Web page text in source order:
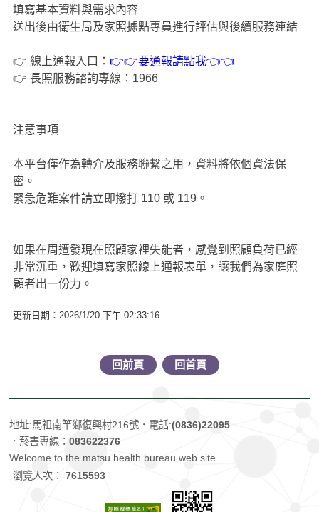
填寫基本資料與需求內容
送出後由衛生局及家照據點專員進行評估與後續服務連結
👉 線上通報入口： 👉👉要通報請點我👈👈
👉 長照服務諮詢專線：1966
注意事項
本平台僅作為轉介及服務聯繫之用，資料將依個資法保
密。
緊急危難案件請立即撥打 110 或 119。
如果在周遭發現在照顧家裡失能者，感覺到照顧負荷已經
非常沉重，歡迎填寫家照線上通報表單，讓我們為家庭照
顧者出一份力。
更新日期：2026/1/20 下午 02:33:16
回前頁 回首頁
地址:馬祖南竿鄉復興村216號 ．電話:(0836)22095
．菸害專線：083622376
Welcome to the matsu health bureau web site.
瀏覽人次：7615593